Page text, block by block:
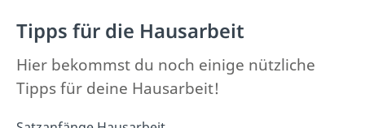
Tipps für die Hausarbeit
Hier bekommst du noch einige nützliche
Tipps für deine Hausarbeit!